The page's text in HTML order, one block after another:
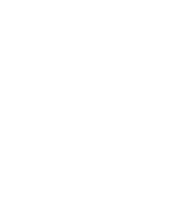
поставщиков в
— прямой